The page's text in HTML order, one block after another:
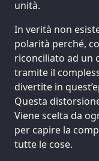
unità.
In verità non
polarità perché,
riconciliato ad un
tramite il
divertite in
Questa
Viene scelta da
per capire la
tutte le cose.